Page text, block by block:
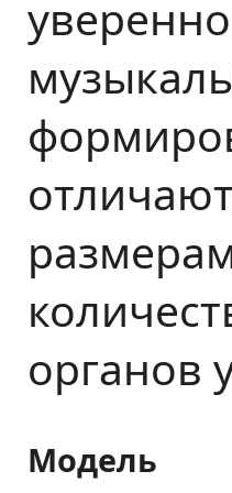
органов
Модель